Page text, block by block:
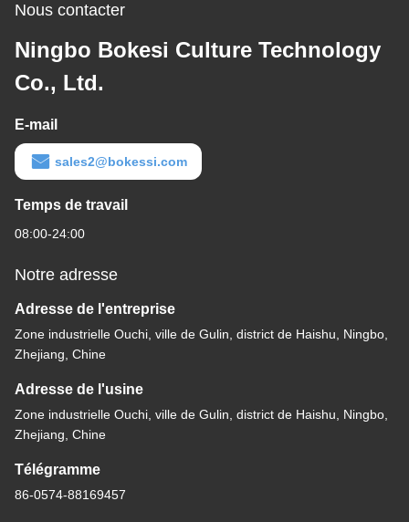
Nous contacter
Ningbo Bokesi Culture Technology
Co., Ltd.
E-mail
sales2@bokessi.com
Temps de travail
08:00-24:00
Notre adresse
Adresse de l'entreprise
Zone industrielle Ouchi, ville de Gulin, district de Haishu, Ningbo,
Zhejiang, Chine
Adresse de l'usine
Zone industrielle Ouchi, ville de Gulin, district de Haishu, Ningbo,
Zhejiang, Chine
Télégramme
86-0574-88169457